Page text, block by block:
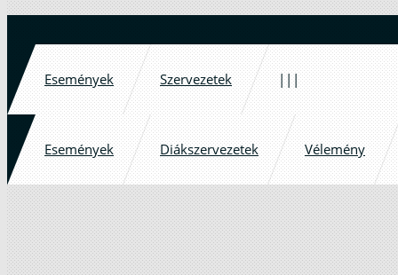
Események Szervezetek |||
Események Diákszervezetek Vélemény